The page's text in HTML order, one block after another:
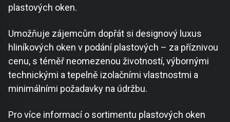
plastových oken.
Umožňuje zájemcům dopřát si designový luxus
hliníkových oken v podání plastových – za příznivou
cenu, s téměř neomezenou životností, výbornými
technickými a tepelně izolačními vlastnostmi a
minimálními požadavky na údržbu.
Pro více informací o sortimentu plastových oken